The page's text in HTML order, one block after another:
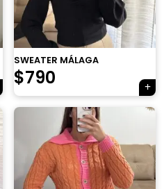
SWEATER MÁLAGA
$790
está vacío.
y aparecerá acá